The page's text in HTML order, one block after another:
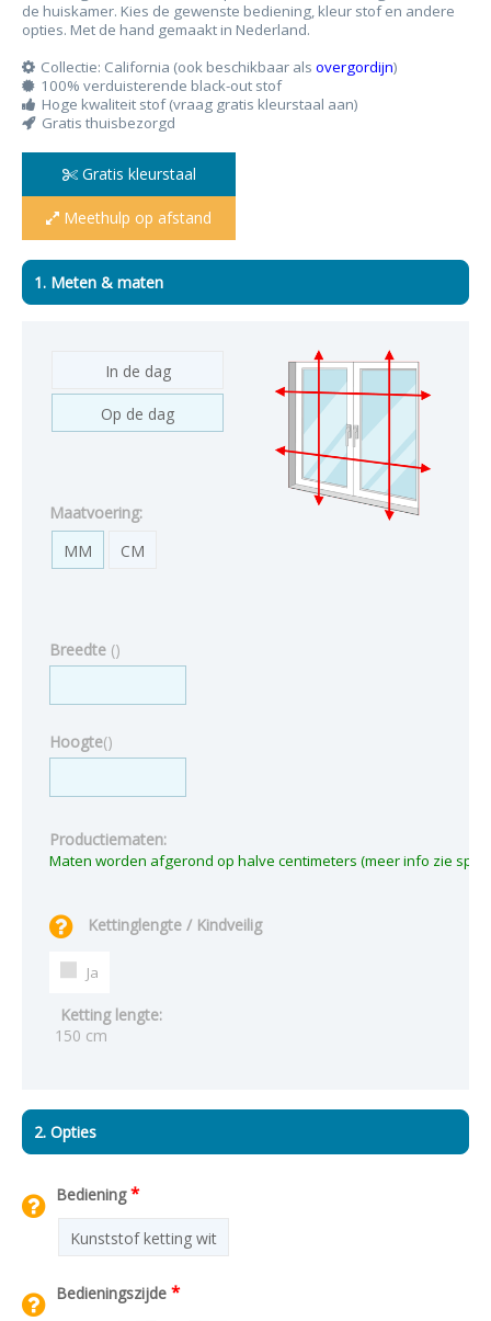
de huiskamer. Kies de gewenste bediening, kleur stof en andere
opties. Met de hand gemaakt in Nederland.
Collectie: California (ook beschikbaar als overgordijn)
100% verduisterende black-out stof
Hoge kwaliteit stof (vraag gratis kleurstaal aan)
Gratis thuisbezorgd
Gratis kleurstaal
Meethulp op afstand
1. Meten & maten
In de dag
Op de dag
Maatvoering:
MM
CM
Breedte ()
Hoogte()
Productiematen:
Kettinglengte / Kindveilig
Ja
Ketting lengte:
150 cm
2. Opties
Bediening*
Kunststof ketting wit
Bedieningszijde *